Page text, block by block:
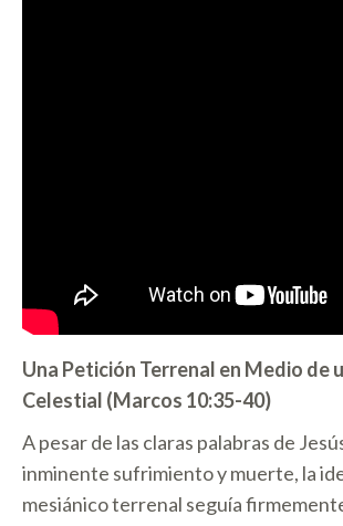
Una Petición Terrenal en Medio de
Celestial (Marcos 10:35-40)
A pesar de las claras palabras de
inminente sufrimiento y muerte, la
mesiánico terrenal seguía